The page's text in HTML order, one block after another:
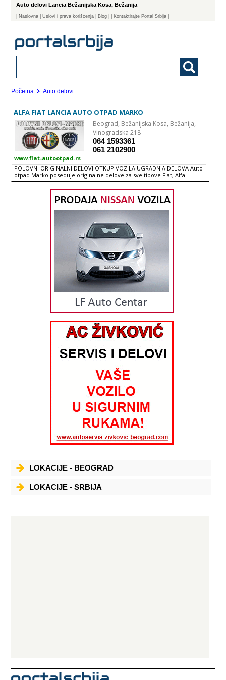
Auto delovi Lancia Bežanijska Kosa, Bežanija
Naslovna | Uslovi i prava korišćenja Blog | Kontaktirajte Portal Srbija |
Početna Auto delovi
ALFA FIAT LANCIA AUTO OTPAD MARKO
Beograd, Bežanijska Kosa, Bežanija,
Vinogradska 218
064 1593361
061 2102900
www.fiat-autootpad.rs
POLOVNI ORIGINALNI DELOVI OTKUP VOZILA UGRADNjA DELOVA Auto
otpad Marko poseduje originalne delove za sve tipove Fiat, Alfa
Romeo i Lancia vozila. FIAT Punto Grande Panda Seicento Palio Bravo
Brava Marea Multipla Stilo Ulysse Doblo Scudo Fiorino Croma Tempra
Tipo Ducato Uno Cinquecento Coupe Regata ALFA ROMEO 33 145 146
147 156 159 164 166 Gt Gtv LANCIA Ypsilon Lybra Zeta Phedra Delta
menjač pumpa elektrika limarija enterijer felne vrata hauba stakla
SERVIS Sve kupljene delove možemo na licu mesta da zamenimo kao i
da nastavimo da servisiramo vaš auto po najpovoljnijim cena sa
visokim kvalitetom usluge kao i originalnim delovima. OTKUP VOZILA
Auto otpad Marko vam pruža uslugu otkupa vozila bez obzira na
oštećenja. Otkup stranaca i havarisanih vozila. Kompletna usluga Brzo
lako i jednostavno do delova, ukoliko ne možete da dodjete licno
šaljemo delove putem pošte ili kurira na vašu adresu.
LOKACIJE - BEOGRAD
LOKACIJE - SRBIJA